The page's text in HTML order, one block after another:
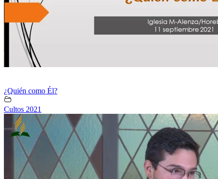
¿Quién como Él?
Cultos 2021